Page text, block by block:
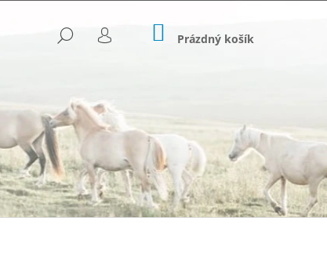
HLEDAT
PŘIHLÁŠENÍ
NÁKUPNÍ
KOŠÍK
Prázdný košík